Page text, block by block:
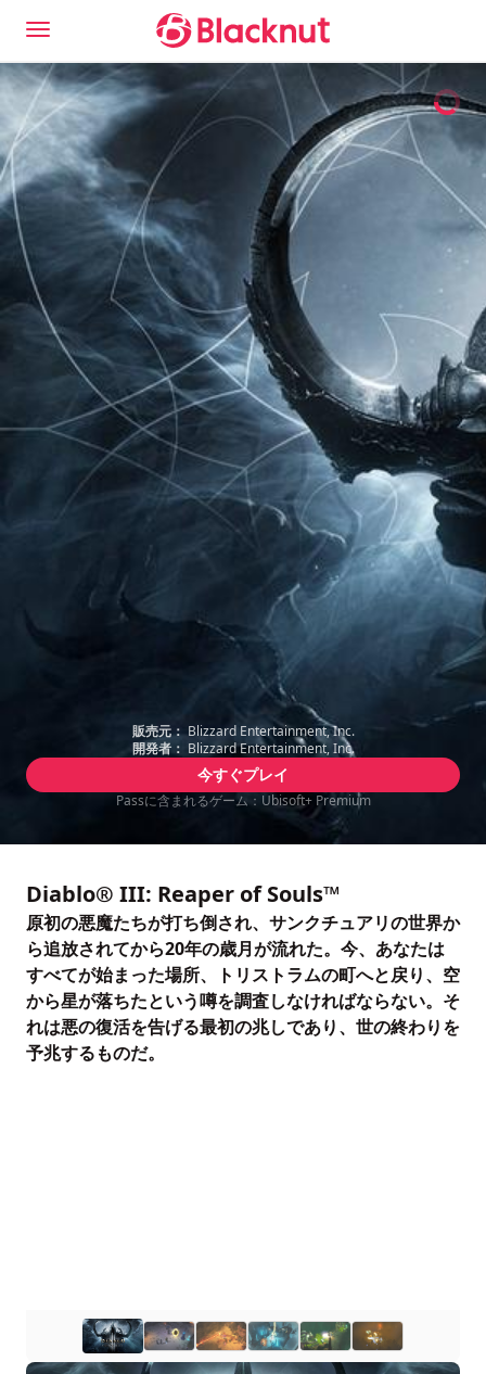
販売元： Blizzard Entertainment, Inc.
開発者： Blizzard Entertainment, Inc.
今すぐプレイ
Passに含まれるゲーム：Ubisoft+ Premium
Diablo® III: Reaper of Souls™
原初の悪魔たちが打ち倒され、サンクチュアリの世界か
ら追放されてから20年の歳月が流れた。今、あなたは
すべてが始まった場所、トリストラムの町へと戻り、空
から星が落ちたという噂を調査しなければならない。そ
れは悪の復活を告げる最初の兆しであり、世の終わりを
予兆するものだ。